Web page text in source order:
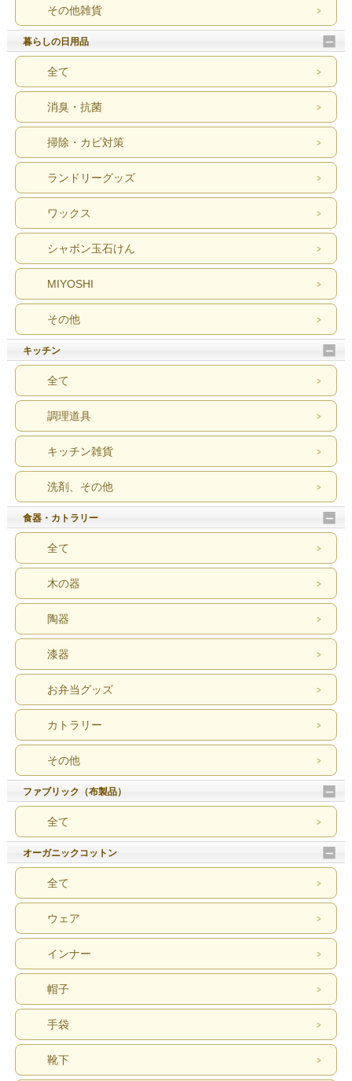
その他雑貨
暮らしの日用品
全て
消臭・抗菌
掃除・カビ対策
ランドリーグッズ
ワックス
シャボン玉石けん
MIYOSHI
その他
キッチン
全て
調理道具
キッチン雑貨
洗剤、その他
食器・カトラリー
全て
木の器
陶器
漆器
お弁当グッズ
カトラリー
その他
ファブリック（布製品）
全て
オーガニックコットン
全て
ウェア
インナー
帽子
手袋
靴下